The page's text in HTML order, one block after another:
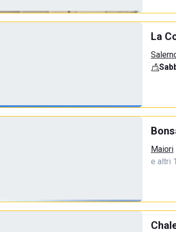
La
Maiori
e altri